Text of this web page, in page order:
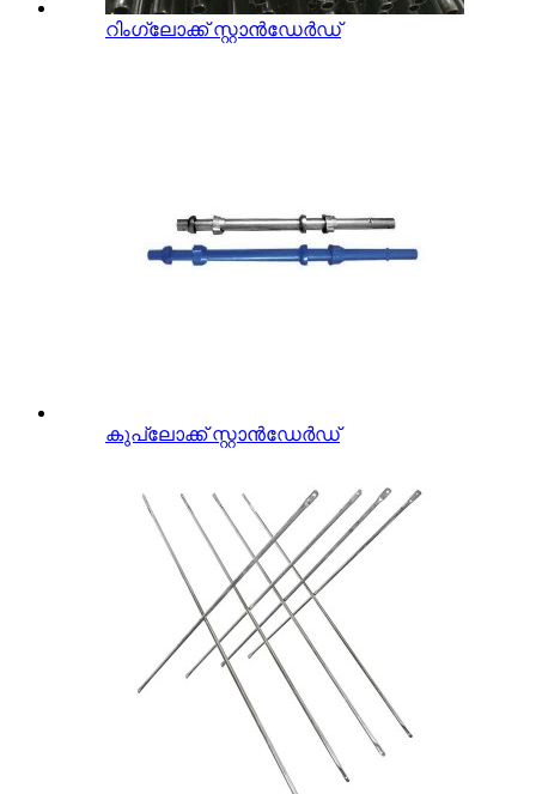
റിംഗ്ലോക്ക് സ്റ്റാൻഡേർഡ്
കുപ്ലോക്ക് സ്റ്റാൻഡേർഡ്